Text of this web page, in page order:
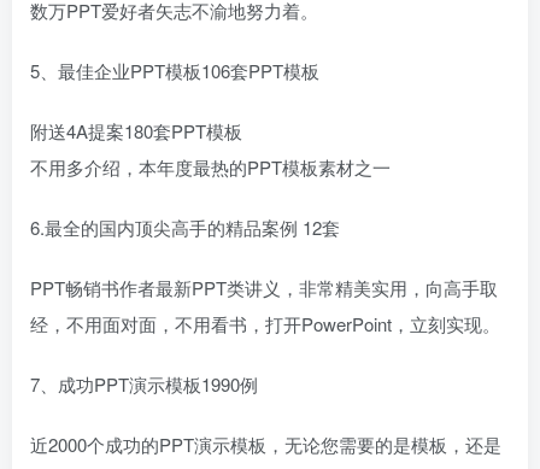
数万PPT爱好者矢志不渝地努力着。
5、最佳企业PPT模板106套PPT模板
附送4A提案180套PPT模板
不用多介绍，本年度最热的PPT模板素材之一
6.最全的国内顶尖高手的精品案例 12套
PPT畅销书作者最新PPT类讲义，非常精美实用，向高手取
经，不用面对面，不用看书，打开PowerPoint，立刻实现。
7、成功PPT演示模板1990例
近2000个成功的PPT演示模板，无论您需要的是模板，还是